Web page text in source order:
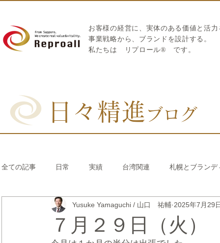
お客様の経営に、実体のある価値と活
​事業戦略から、ブランドを設計する。
私たちは
リプロール® です。
日々精進 ブログ
全ての記事 日常 実績 台湾関連 札幌とブランデ
リブランディング® さとうきび繊維のストロー 中国
７月２９日（火
Yusuke Yamaguchi / 山口 祐輔 2025年7月29